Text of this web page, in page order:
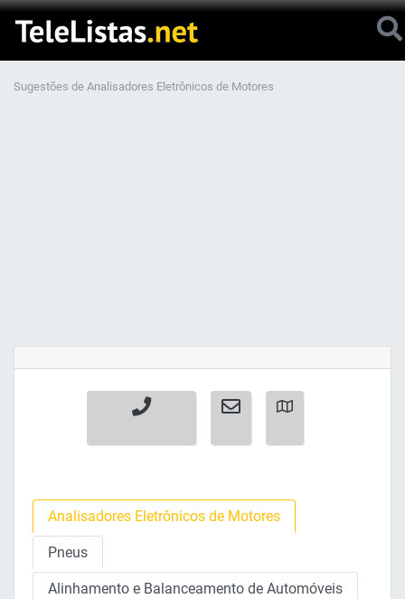
Sugestões de Analisadores Eletrônicos de Motores
Analisadores Eletrônicos de Motores
Pneus
Alinhamento e Balanceamento de Automóveis